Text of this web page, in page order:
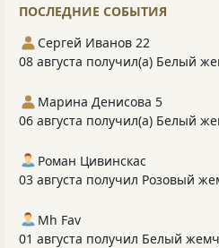
ПОСЛЕДНИЕ СОБЫТИЯ
Сергей Иванов 22
08 августа получил(а) Белый
Марина Денисова 5
06 августа получил(а) Белый
Роман Цивинскас
03 августа получил Розовый
Mh Fav
01 августа получил Белый